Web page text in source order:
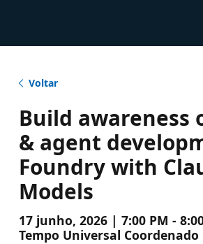
Voltar
Build awareness
& agent
Foundry with
Models
17 junho, 2026 | 7:00 PM -
Tempo Universal Coordenado